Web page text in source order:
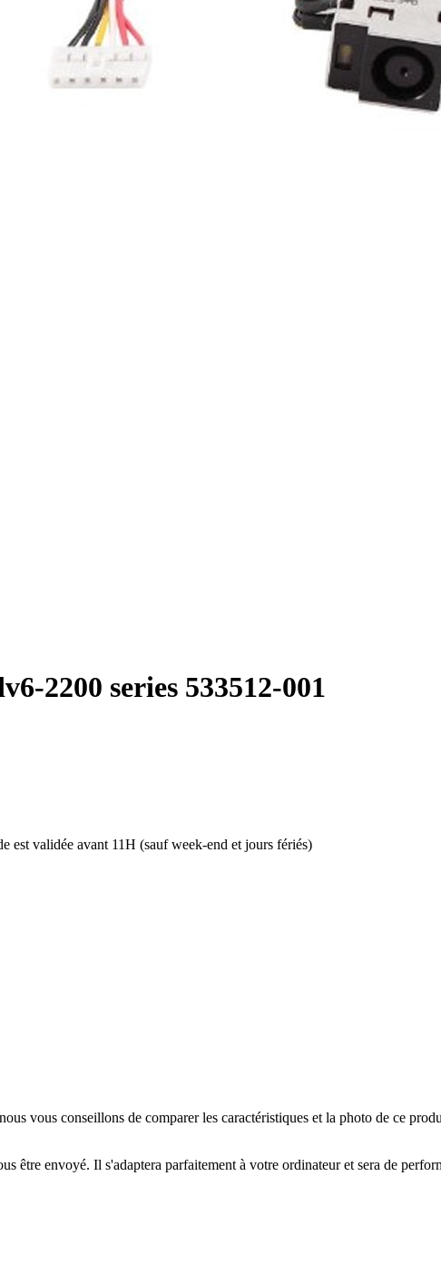
2200 series 533512-001
est validée avant 11H (sauf week-end et jours fériés)
vous conseillons de comparer les caractéristiques et la photo de ce
être envoyé. Il s'adaptera parfaitement à votre ordinateur et sera de